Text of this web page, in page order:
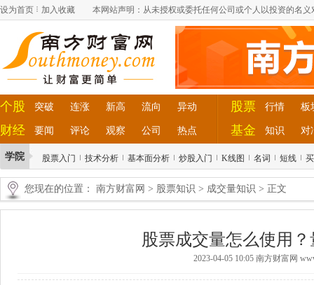
设为首页 加入收藏 本网站声明：从未授权或委托任何公司或个人以投资的名
个股 突破 连涨 新高 流向 异动
财经 要闻 评论 观察 公司 热点
股票 行情 板
基金 知识 对
学院 股票入门 技术分析 基本面分析 炒股入门 K线图 名词 短线
您现在的位置： 南方财富网 > 股票知识 > 成交量知识 > 正文
股票成交量怎么使用
2023-04-05 10:05 南方财富网